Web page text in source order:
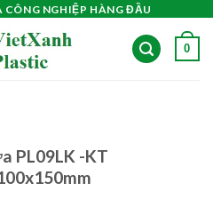
CÔNG NGHIỆP HÀNG ĐẦU
0
PL09LK -KT